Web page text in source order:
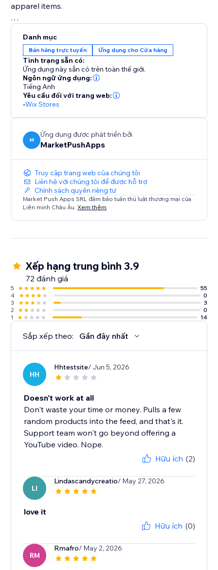
apparel items.
reach and grow your customer base with the power
of Pinterest. Try it out today and see your products
appear as Pins on Pinterest.
Danh mục
Bán hàng trực tuyến Ứng dụng cho Cửa hàng
Tình trạng sẵn có:
Ứng dụng này sẵn có trên toàn thế giới.
Ngôn ngữ ứng dụng:
Tiếng Anh
Yêu cầu đối với trang web:
-Wix Stores
M
Ứng dụng được phát triển bởi
MarketPushApps
Truy cập trang web của chúng tôi
Liên hệ với chúng tôi để được hỗ trợ
Chính sách quyền riêng tư
Market Push Apps SRL đảm bảo tuân thủ luật thương mại của
Liên minh Châu Âu. Xem thêm
Xếp hạng trung bình 3.9
72 đánh giá
5
55
4
0
3
3
2
0
1
14
Sắp xếp theo: Gần đây nhất
HH
Hhtestsite/ Jun 5, 2026
Doesn't work at all
Don't waste your time or money. Pulls a few
random products into the feed, and that's it.
Support team won't go beyond offering a
YouTube video. Nope.
Hữu ích (2)
LI
Lindascandycreatio/ May 27, 2026
love it
Hữu ích (0)
RM
Rmafro/ May 2, 2026